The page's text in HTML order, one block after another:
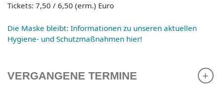
Tickets: 7,50 / 6,50 (erm.) Euro
Die Maske bleibt: Informationen zu unseren aktuellen
Hygiene- und Schutzmaßnahmen hier!
VERGANGENE TERMINE